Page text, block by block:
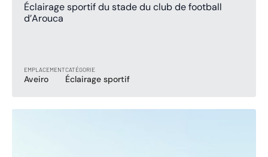
Éclairage sportif du stade du club de football
d’Arouca
EMPLACEMENT
Aveiro
CATÉGORIE
Éclairage sportif